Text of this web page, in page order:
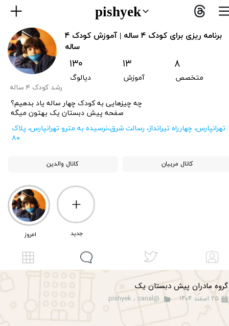
pishyek
رشد کودک ۴ ساله
برنامه ریزی برای کودک ۴ ساله | آموزش کودک ۴
ساله
متخصص آموزش دیالوگ
۸ ۱۳ ۱۳۰
​چه چیزهایی به کودک چهار ساله یاد بدهیم؟
​​​​​​​صفحه پیش دبستان یک بهتون میگه
​تهرانپارس، چهارراه تیرانداز، رسالت شرق،نرسیده به مترو تهرانپارس، پلاک
۸۰
کانال مربیان کانال والدین
​جدید امروز
گروه مادران پیش دبستان یک
۲۵ اسفند ۱۴۰۴ @pishyek ، canal